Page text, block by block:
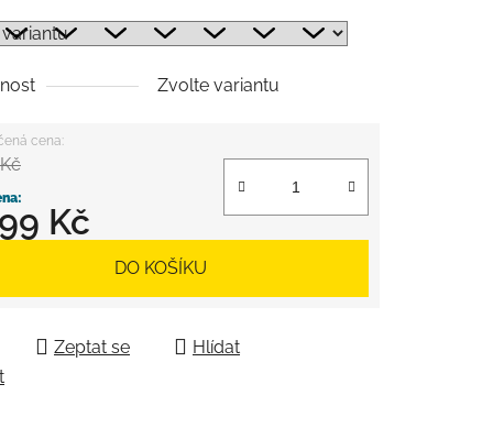
Zvolte variantu
Kč
DO KOŠÍKU
Zeptat se
Hlídat